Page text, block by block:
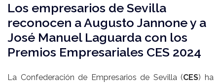
Los empresarios de Sevilla
reconocen a Augusto Jannone y a
José Manuel Laguarda con los
Premios Empresariales CES 2024
La Confederación de Empresarios de Sevilla (CES) ha